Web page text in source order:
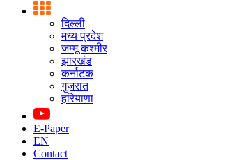
दिल्ली
मध्य प्रदेश
जम्मू कश्मीर
झारखंड
कर्नाटक
गुजरात
हरियाणा
E-Paper
EN
Contact